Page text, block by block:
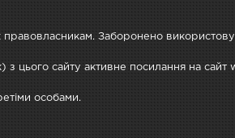
Заборонено
з цього сайту активне посилання на
особами.